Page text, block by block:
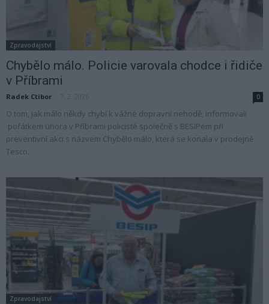
Zpravodajství
Chybělo málo. Policie varovala chodce i řidiče
v Příbrami
Radek Ctibor 0
O tom, jak málo někdy chybí k vážné dopravní nehodě, informovali
pořátkem února v Příbrami policisté společně s BESIPem při
preventivní akci s názvem Chybělo málo, která se konala v prodejně
Tesco.
Zpravodajství